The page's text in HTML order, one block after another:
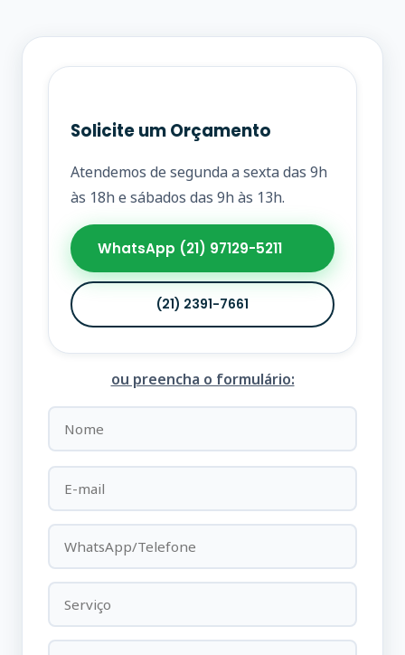
Solicite um Orçamento
Atendemos de segunda a sexta das 9h
às 18h e sábados das 9h às 13h.
WhatsApp (21) 97129-5211
(21) 2391-7661
ou preencha o formulário: